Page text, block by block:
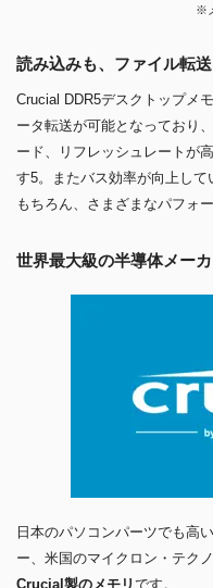
※
読み込みも、ファイル転
Crucial DDR5デスクトップメ
ータ転送が可能となっており
ード、リフレッシュレートが
す5。またバス効率が向上し
もちろん、さまざまなパフォ
世界最大級の半導体メー
日本のパソコンパーツでも高
ー、米国のマイクロン・テク
Crucial製のメモリです。